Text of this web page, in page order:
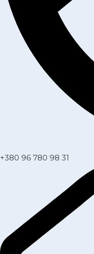
+380 96 780 98 31